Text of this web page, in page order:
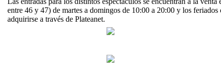
entre 46 y 47) de martes a domingos de 10:00 a 20:00 y los
adquirirse a través de Plateanet.